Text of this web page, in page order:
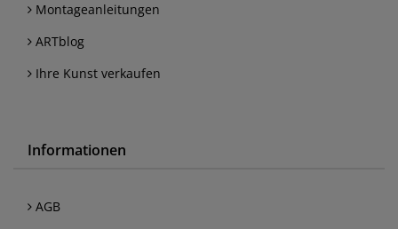
Montageanleitungen
ARTblog
Ihre Kunst verkaufen
Informationen
AGB